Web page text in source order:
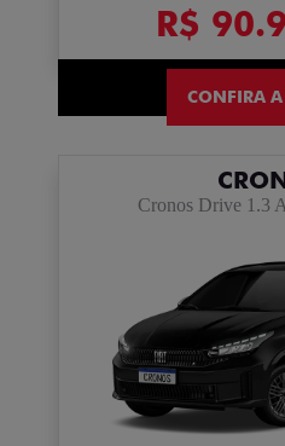
R$
CONFIRA A
Cronos Drive 1.3